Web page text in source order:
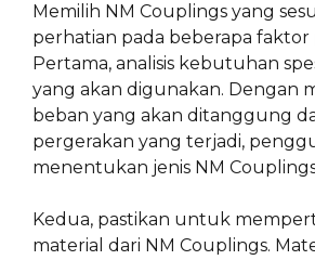
Memilih NM Couplings yang
perhatian pada beberapa faktor
Pertama, analisis kebutuhan
yang akan digunakan. Dengan
beban yang akan ditanggung
pergerakan yang terjadi,
menentukan jenis NM
Kedua, pastikan untuk
material dari NM Couplings.